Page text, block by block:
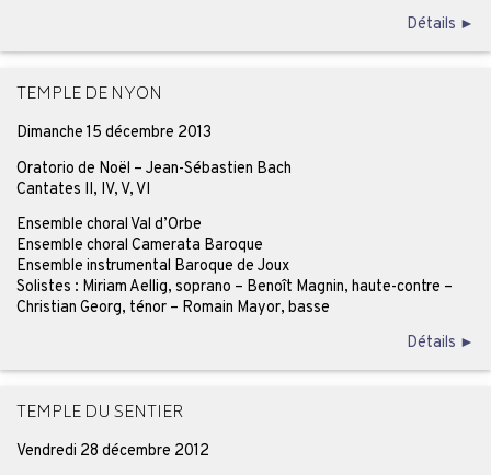
Détails ►
TEMPLE DE NYON
Dimanche 15 décembre 2013
Oratorio de Noël – Jean-Sébastien Bach
Cantates II, IV, V, VI
Ensemble choral Val d’Orbe
Ensemble choral Camerata Baroque
Ensemble instrumental Baroque de Joux
Solistes : Miriam Aellig, soprano – Benoît Magnin, haute-contre –
Christian Georg, ténor – Romain Mayor, basse
Détails ►
TEMPLE DU SENTIER
Vendredi 28 décembre 2012